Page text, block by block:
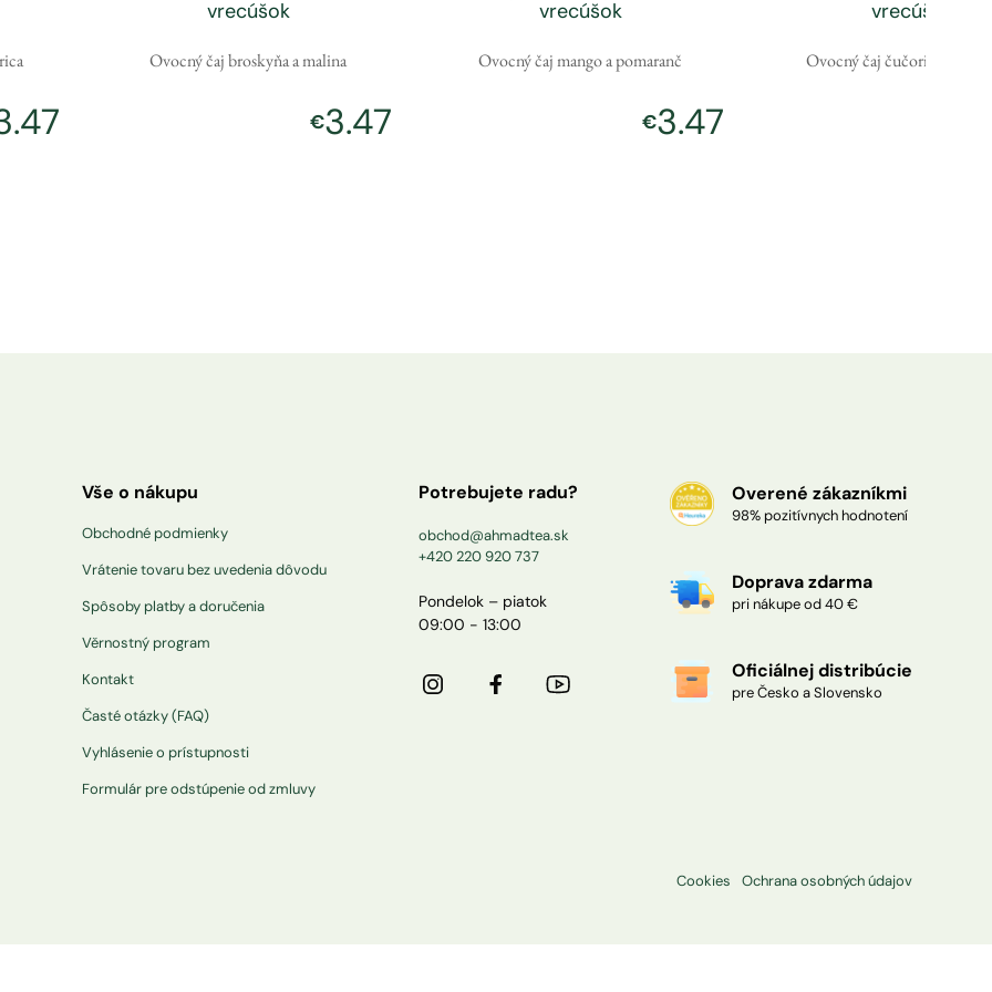
vrecúšok
Ovocný čaj broskyňa a malina
€3.47
vrecúšok
Ovocný čaj mango a pomaranč
€3.47
vrecúšok
Ovocný čaj čučoriedka a
Vše o nákupu
Obchodné podmienky
Vrátenie tovaru bez uvedenia dôvodu
Spôsoby platby a doručenia
Věrnostný program
Kontakt
Časté otázky (FAQ)
Vyhlásenie o prístupnosti
Formulár pre odstúpenie od zmluvy
Potrebujete radu?
obchod@ahmadtea.sk
+420 220 920 737
Pondelok – piatok
09:00 - 13:00
Overené zákazníkmi
98% pozitívnych hodnotení
Doprava zdarma
pri nákupe od 40 €
Oficiálnej distribúcie
pre Česko a Slovensko
Cookies Ochrana osobných údajov